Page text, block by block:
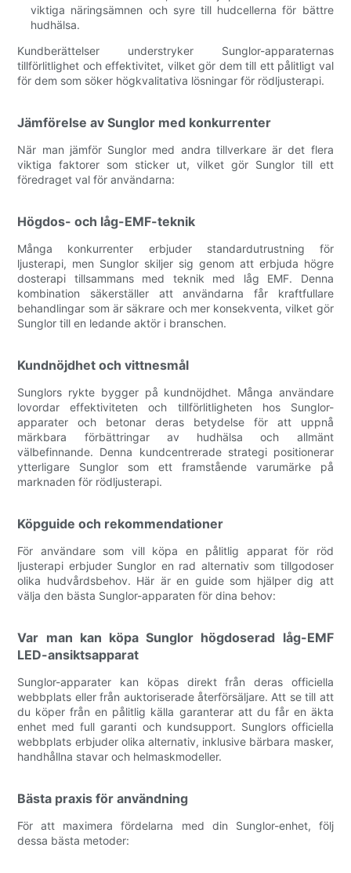
viktiga näringsämnen och syre till hudcellerna för bättre
hudhälsa.
Kundberättelser understryker Sunglor-apparaternas
tillförlitlighet och effektivitet, vilket gör dem till ett pålitligt val
för dem som söker högkvalitativa lösningar för rödljusterapi.
Jämförelse av Sunglor med konkurrenter
När man jämför Sunglor med andra tillverkare är det flera
viktiga faktorer som sticker ut, vilket gör Sunglor till ett
föredraget val för användarna:
Högdos- och låg-EMF-teknik
Många konkurrenter erbjuder standardutrustning för
ljusterapi, men Sunglor skiljer sig genom att erbjuda högre
dosterapi tillsammans med teknik med låg EMF. Denna
kombination säkerställer att användarna får kraftfullare
behandlingar som är säkrare och mer konsekventa, vilket gör
Sunglor till en ledande aktör i branschen.
Kundnöjdhet och vittnesmål
Sunglors rykte bygger på kundnöjdhet. Många användare
lovordar effektiviteten och tillförlitligheten hos Sunglor-
apparater och betonar deras betydelse för att uppnå
märkbara förbättringar av hudhälsa och allmänt
välbefinnande. Denna kundcentrerade strategi positionerar
ytterligare Sunglor som ett framstående varumärke på
marknaden för rödljusterapi.
Köpguide och rekommendationer
För användare som vill köpa en pålitlig apparat för röd
ljusterapi erbjuder Sunglor en rad alternativ som tillgodoser
olika hudvårdsbehov. Här är en guide som hjälper dig att
välja den bästa Sunglor-apparaten för dina behov:
Var man kan köpa Sunglor högdoserad låg-EMF
LED-ansiktsapparat
Sunglor-apparater kan köpas direkt från deras officiella
webbplats eller från auktoriserade återförsäljare. Att se till att
du köper från en pålitlig källa garanterar att du får en äkta
enhet med full garanti och kundsupport. Sunglors officiella
webbplats erbjuder olika alternativ, inklusive bärbara masker,
handhållna stavar och helmaskmodeller.
Bästa praxis för användning
För att maximera fördelarna med din Sunglor-enhet, följ
dessa bästa metoder: